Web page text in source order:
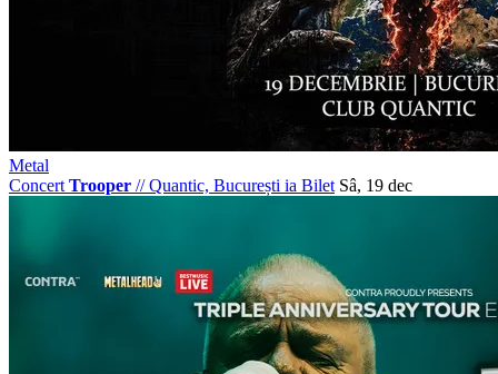
Metal
Concert Trooper //Quantic, București ia Bilet Sâ, 19 dec